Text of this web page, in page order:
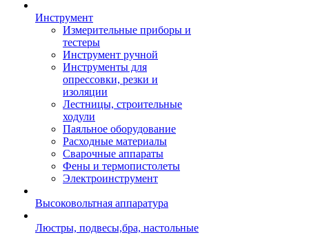
Инструмент
Измерительные приборы и
тестеры
Инструмент ручной
Инструменты для
опрессовки, резки и
изоляции
Лестницы, строительные
ходули
Паяльное оборудование
Расходные материалы
Сварочные аппараты
Фены и термопистолеты
Электроинструмент
Высоковольтная аппаратура
Люстры, подвесы,бра, настольные